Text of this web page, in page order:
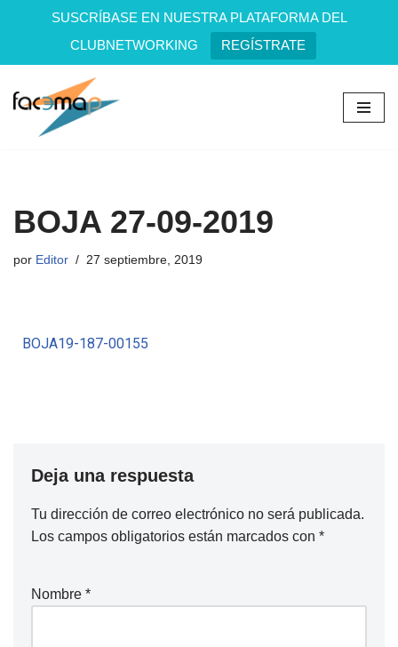
SUSCRÍBASE EN NUESTRA PLATAFORMA DEL
CLUBNETWORKING
REGÍSTRATE
Saltar
BOJA 27-09-2019
por Editor 27 septiembre, 2019
BOJA19-187-00155
Deja una respuesta
Tu dirección de correo electrónico no será publicada.
Los campos obligatorios están marcados con *
Nombre *